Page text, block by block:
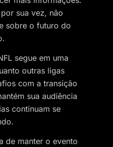
sua vez, não
sobre o futuro do
segue em uma
outras ligas
com a transição
sua audiência
continuam se
de manter o evento